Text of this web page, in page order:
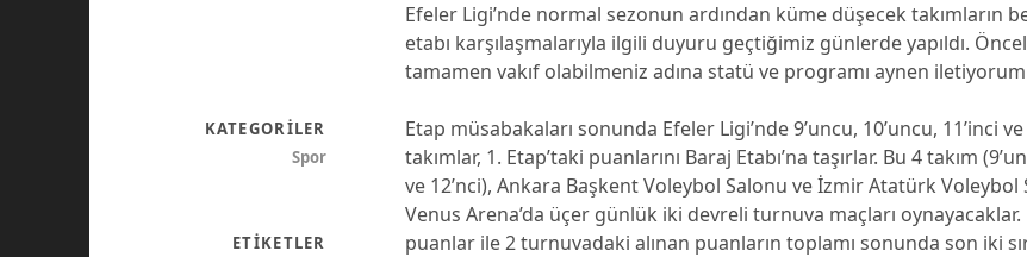
Efeler Ligi’nde normal sezonun ardından küme düşecek takımların
etabı karşılaşmalarıyla ilgili duyuru geçtiğimiz günlerde yapıldı.
tamamen vakıf olabilmeniz adına statü ve programı aynen
Etap müsabakaları sonunda Efeler Ligi’nde 9’uncu, 10’uncu, 11’inci ve
takımlar, 1. Etap’taki puanlarını Baraj Etabı’na taşırlar. Bu 4 takım
ve 12’nci), Ankara Başkent Voleybol Salonu ve İzmir Atatürk Voleybol
Venus Arena’da üçer günlük iki devreli turnuva maçları oynayacaklar.
puanlar ile 2 turnuvadaki alınan puanların toplamı sonunda son iki
KATEGORILER
Spor
ETIKETLER